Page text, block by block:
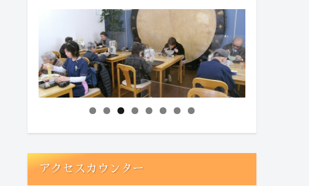
アクセスカウンター